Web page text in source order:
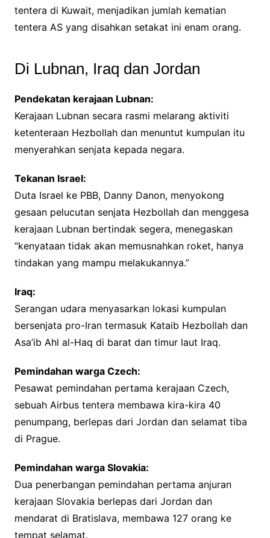
tentera di Kuwait, menjadikan jumlah kematian
tentera AS yang disahkan setakat ini enam orang.
Di Lubnan, Iraq dan Jordan
Pendekatan kerajaan Lubnan:
Kerajaan Lubnan secara rasmi melarang aktiviti
ketenteraan Hezbollah dan menuntut kumpulan itu
menyerahkan senjata kepada negara.
Tekanan Israel:
Duta Israel ke PBB, Danny Danon, menyokong
gesaan pelucutan senjata Hezbollah dan menggesa
kerajaan Lubnan bertindak segera, menegaskan
“kenyataan tidak akan memusnahkan roket, hanya
tindakan yang mampu melakukannya.”
Iraq:
Serangan udara menyasarkan lokasi kumpulan
bersenjata pro-Iran termasuk Kataib Hezbollah dan
Asa’ib Ahl al-Haq di barat dan timur laut Iraq.
Pemindahan warga Czech:
Pesawat pemindahan pertama kerajaan Czech,
sebuah Airbus tentera membawa kira-kira 40
penumpang, berlepas dari Jordan dan selamat tiba
di Prague.
Pemindahan warga Slovakia:
Dua penerbangan pemindahan pertama anjuran
kerajaan Slovakia berlepas dari Jordan dan
mendarat di Bratislava, membawa 127 orang ke
tempat selamat.